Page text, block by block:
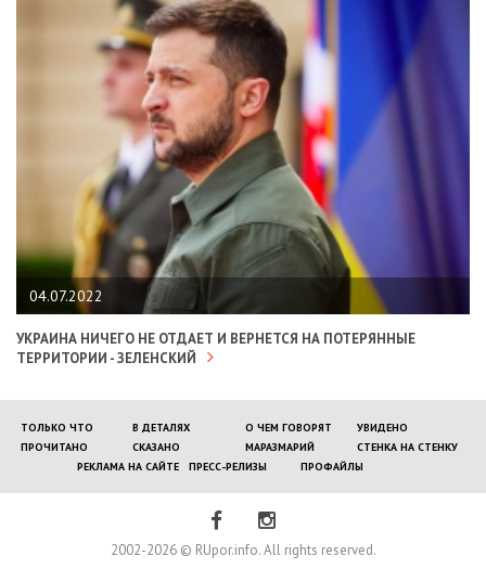
04.07.2022
УКРАИНА НИЧЕГО НЕ ОТДАЕТ И ВЕРНЕТСЯ НА ПОТЕРЯННЫЕ
ТЕРРИТОРИИ - ЗЕЛЕНСКИЙ
ТОЛЬКО ЧТО В ДЕТАЛЯХ О ЧЕМ ГОВОРЯТ
УВИДЕНО
ПРОЧИТАНО
СКАЗАНО МАРАЗМАРИЙ
СТЕНКА НА СТЕНКУ
РЕКЛАМА НА САЙТЕ
ПРЕСС-РЕЛИЗЫ ПРОФАЙЛЫ
2002-2026 © RUpor.info. All rights reserved.